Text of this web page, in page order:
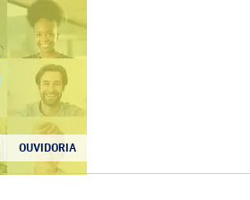
OUVIDORIA